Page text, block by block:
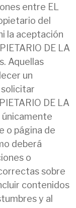
entre EL
del
la aceptación
DE LA
Aquellas
un
DE LA
únicamente
o página de
deberá
o
sobre
contenidos
y al